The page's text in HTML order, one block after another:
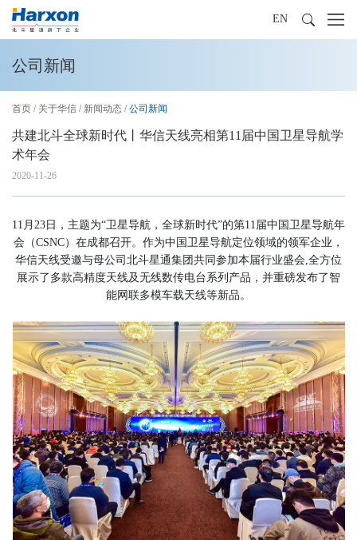
EN
公司新闻
首页 / 关于华信 / 新闻动态 / 公司新闻
共建北斗全球新时代丨华信天线亮相第11届中国卫星导航学
术年会
2020-11-26
11月23日，主题为“卫星导航，全球新时代”的第11届中国卫星导航年
会（CSNC）在成都召开。作为中国卫星导航定位领域的领军企业，
华信天线受邀与母公司北斗星通集团共同参加本届行业盛会,全方位
展示了多款高精度天线及无线数传电台系列产品，并重磅发布了智
能网联多模车载天线等新品。